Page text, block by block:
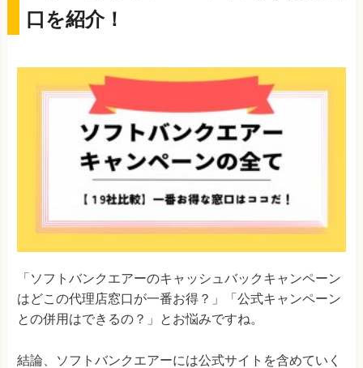
口を紹介！
「ソフトバンクエアーのキャッシュバックキャンペーン
はどこの代理店窓口が一番お得？」「公式キャンペーン
との併用はできるの？」とお悩みですね。
結論、ソフトバンクエアーには公式サイトを含めていく